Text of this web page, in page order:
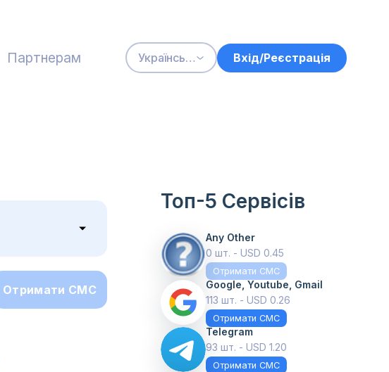
Партнерам Українська Вхід/Реєстрація
Отримати СМС
Топ-5 Сервісів
Any Other
0 шт. - USD 0.45
Отримати СМС
Google, Youtube, Gmail
113 шт. - USD 0.26
Отримати СМС
Telegram
93 шт. - USD 1.20
Отримати СМС